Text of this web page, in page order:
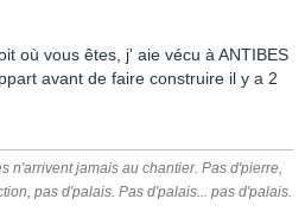
où vous êtes, j' aie vécu à ANTIBES
avant de faire construire il y a 2
n'arrivent jamais au chantier. Pas d'pierre,
pas d'palais. Pas d'palais... pas d'palais.